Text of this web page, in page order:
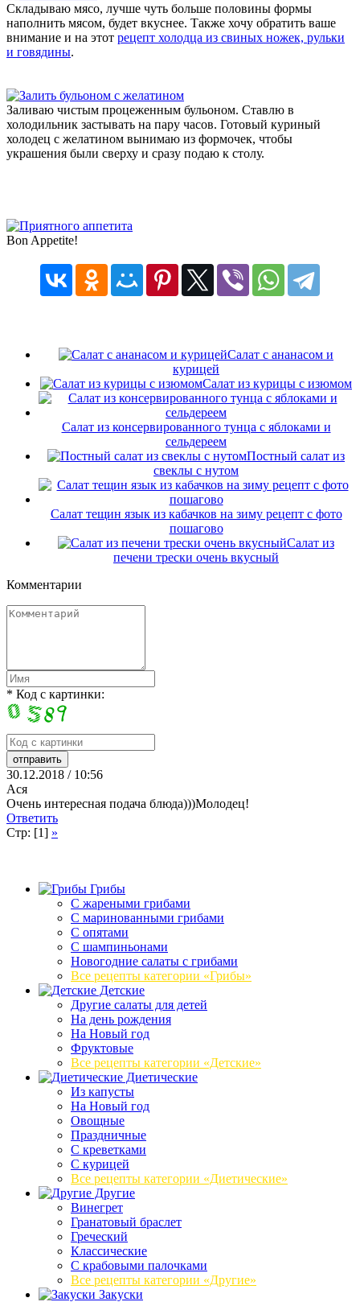
Складываю мясо, лучше чуть больше половины формы
наполнить мясом, будет вкуснее. Также хочу обратить ваше
внимание и на этот рецепт холодца из свиных ножек, рульки
и говядины.
Заливаю чистым процеженным бульоном. Ставлю в
холодильник застывать на пару часов. Готовый куриный
холодец с желатином вынимаю из формочек, чтобы
украшения были сверху и сразу подаю к столу.
Bon Appetite!
Салат с ананасом и
курицей
Салат из курицы с изюмом
Салат из консервированного тунца с яблоками и
сельдереем
Постный салат из
свеклы с нутом
Салат тещин язык из кабачков на зиму рецепт с фото
пошагово
Салат из
печени трески очень вкусный
Комментарии
* Код с картинки:
30.12.2018 / 10:56
Ася
Очень интересная подача блюда)))Молодец!
Ответить
Стр: [1] »
Грибы
C жареными грибами
C маринованными грибами
C опятами
C шампиньонами
Новогодние салаты с грибами
Все рецепты категории «Грибы»
Детские
Другие салаты для детей
На день рождения
На Новый год
Фруктовые
Все рецепты категории «Детские»
Диетические
Из капусты
На Новый год
Овощные
Праздничные
С креветками
С курицей
Все рецепты категории «Диетические»
Другие
Винегрет
Гранатовый браслет
Греческий
Классические
С крабовыми палочками
Все рецепты категории «Другие»
Закуски